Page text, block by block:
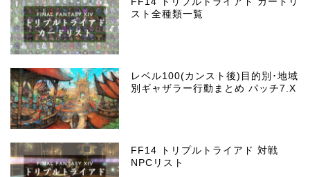
スト全種類一覧
レベル100(カンスト後)目的別･地域
別ギャザラー行動まとめ パッチ7.X
FF14 トリプルトライアド 対戦
NPCリスト